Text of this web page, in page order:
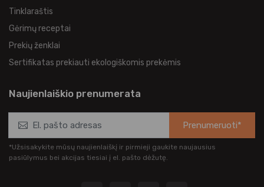
Tinklaraštis
Gėrimų receptai
Prekių ženklai
Sertifikatas prekiauti ekologiškomis prekėmis
Naujienlaiškio prenumerata
Prenumeruoti*
*Užsisakykite mūsų naujienlaiškį ir pirmieji gaukite naujausius
pasiūlymus bei akcijas tiesiai į el. pašto dėžutę.